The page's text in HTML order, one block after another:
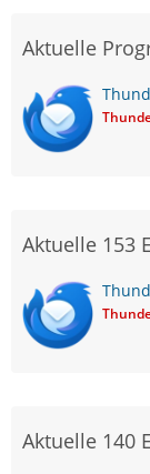
Aktuelle
Aktuelle 153
Aktuelle 140